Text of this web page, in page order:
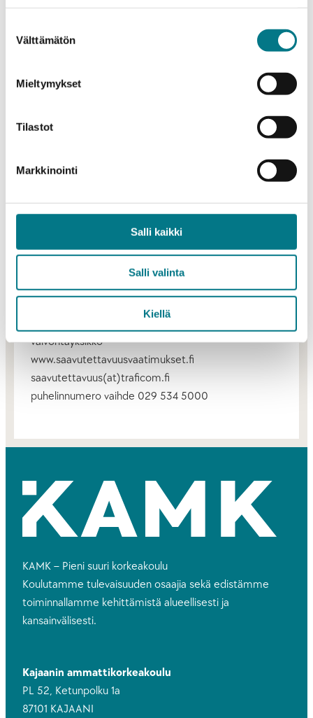
valinta
Välttämätön
Mieltymykset
Tilastot
Markkinointi
Salli kaikki
Salli valinta
Kiellä
Valvontaviranomainen
anna ensin palautetta palvelun ylläpitäjälle.
vastausta lainkaan kahden viikon aikana, voit tehdä
Liikenne- ja viestintävirasto Traficomin sivulla
kerrotaan tarkasti, miten ilmoituksen voi tehdä ja
miten asia käsitellään.
Valvontaviranomaisen yhteystiedot:
valvontayksikkö
www.saavutettavuusvaatimukset.fi
saavutettavuus(at)traficom.fi
puhelinnumero vaihde 029 534 5000
KAMK – Pieni suuri korkeakoulu
Koulutamme tulevaisuuden osaajia sekä edistämme
toiminnallamme kehittämistä alueellisesti ja
kansainvälisesti.
Kajaanin ammattikorkeakoulu
PL 52, Ketunpolku 1a
87101 KAJAANI